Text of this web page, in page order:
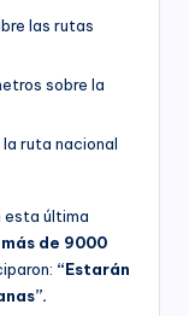
las rutas
sobre la
ruta nacional
esta última
de 9000
“Estarán